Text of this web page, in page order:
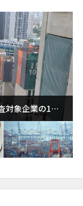
対象企業の1割
増